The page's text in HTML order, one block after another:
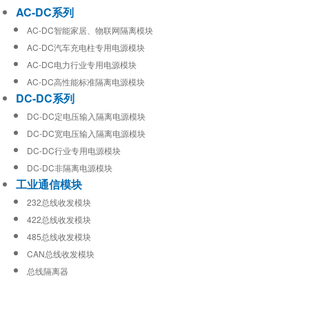
AC-DC系列
AC-DC智能家居、物联网隔离模块
AC-DC汽车充电柱专用电源模块
AC-DC电力行业专用电源模块
AC-DC高性能标准隔离电源模块
DC-DC系列
DC-DC定电压输入隔离电源模块
DC-DC宽电压输入隔离电源模块
DC-DC行业专用电源模块
DC-DC非隔离电源模块
工业通信模块
232总线收发模块
422总线收发模块
485总线收发模块
CAN总线收发模块
总线隔离器